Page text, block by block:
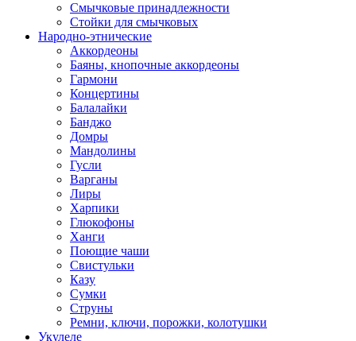
Смычковые принадлежности
Стойки для смычковых
Народно-этнические
Аккордеоны
Баяны, кнопочные аккордеоны
Гармони
Концертины
Балалайки
Банджо
Домры
Мандолины
Гусли
Варганы
Лиры
Харпики
Глюкофоны
Ханги
Поющие чаши
Свистульки
Казу
Сумки
Струны
Ремни, ключи, порожки, колотушки
Укулеле